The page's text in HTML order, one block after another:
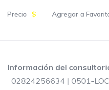
Precio $ Agregar a
Información del
02824256634 | 0501-